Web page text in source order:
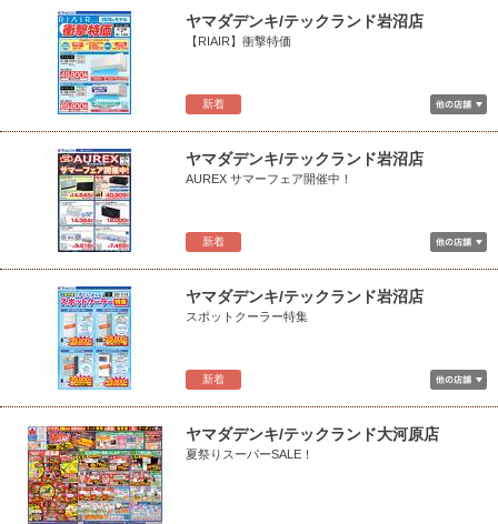
新着
ヤマダデンキ/テックランド岩沼店
【RIAIR】衝撃特価
新着
ヤマダデンキ/テックランド岩沼店
AUREX サマーフェア開催中！
新着
ヤマダデンキ/テックランド岩沼店
スポットクーラー特集
ヤマダデンキ/テックランド大河原店
夏祭りスーパーSALE！